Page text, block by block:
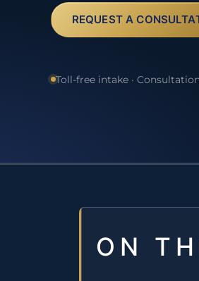
REQUEST A
Toll-free intake ·
ON